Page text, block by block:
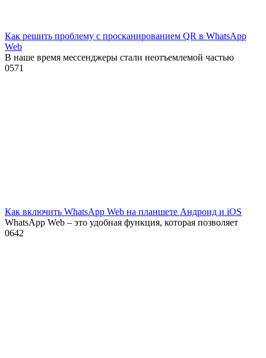
Как решить проблему с просканированием QR в WhatsApp
Web
В наше время мессенджеры стали неотъемлемой частью
0571
Как включить WhatsApp Web на планшете Андроид и iOS
WhatsApp Web – это удобная функция, которая позволяет
0642